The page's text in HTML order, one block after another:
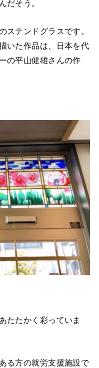
だそう。
ステンドグラスです。
いた作品は、日本を代
の平山健雄さんの作
たたかく彩っていま
る方の就労支援施設で